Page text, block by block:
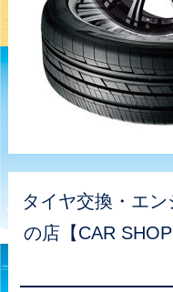
タイヤ交換・エ
の店【CAR